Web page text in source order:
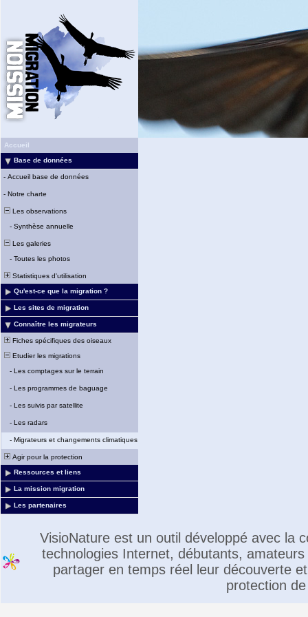
Accueil
Base de données
- Accueil base de données
- Notre charte
Les observations
- Synthèse annuelle
Les galeries
- Toutes les photos
Statistiques d'utilisation
Qu'est-ce que la migration ?
Les sites de migration
Connaître les migrateurs
Fiches spécifiques des oiseaux
Etudier les migrations
- Les comptages sur le terrain
- Les programmes de baguage
- Les suivis par satellite
- Les radars
- Migrateurs et changements climatiques
Agir pour la protection
Ressources et liens
La mission migration
Les partenaires
VisioNature est un outil développé avec la
technologies Internet, débutants,
partager en temps réel leur découverte
protection